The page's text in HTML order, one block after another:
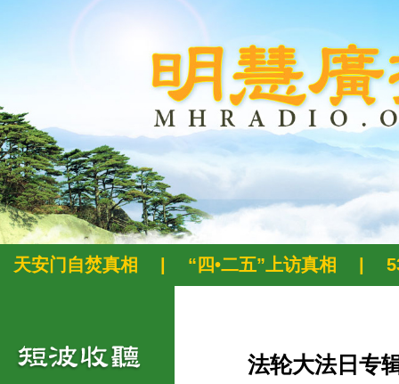
天安门自焚真相 “四•二五”上访真相
法轮大法日专